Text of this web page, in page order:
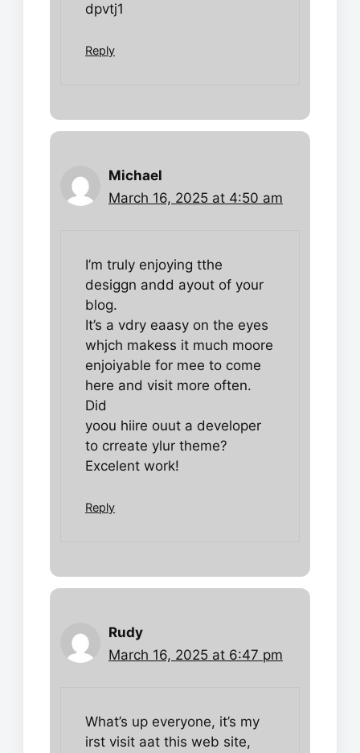
dpvtj1
Reply
Michael
March 16, 2025 at 4:50 am
I’m truly enjoying tthe
desiggn andd ayout of your
blog.
It’s a vdry eaasy on the eyes
whjch makess it much moore
enjoiyable for mee to come
here and visit more often.
Did
yoou hiire ouut a developer
to crreate ylur theme?
Excelent work!
Reply
Rudy
March 16, 2025 at 6:47 pm
What’s up everyone, it’s my
irst visit aat this web site,